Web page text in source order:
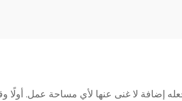
تجعله إضافة لا غنى عنها لأي مساحة عمل.